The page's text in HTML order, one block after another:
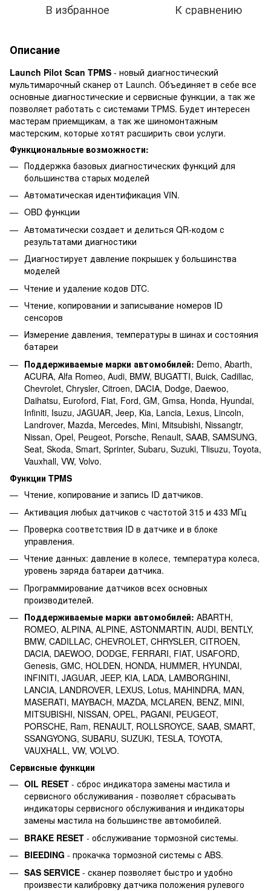
В избранное К сравнению
Описание
Launch Pilot Scan TPMS - новый диагностический
мультимарочный сканер от Launch. Объединяет в себе все
основные диагностические и сервисные функции, а так же
позволяет работать с системами TPMS. Будет интересен
мастерам приемщикам, а так же шиномонтажным
мастерским, которые хотят расширить свои услуги.
Функциональные возможности:
Поддержка базовых диагностических функций для
большинства старых моделей
Автоматическая идентификация VIN.
OBD функции
Автоматически создает и делиться QR-кодом с
результатами диагностики
Диагностирует давление покрышек у большинства
моделей
Чтение и удаление кодов DTC.
Чтение, копировании и записывание номеров ID
сенсоров
Измерение давления, температуры в шинах и состояния
батареи
Поддерживаемые марки автомобилей: Demo, Abarth,
ACURA, Alfa Romeo, Audi, BMW, BUGATTI, Buick, Cadillac,
Chevrolet, Chrysler, Citroen, DACIA, Dodge, Daewoo,
Daihatsu, Euroford, Fiat, Ford, GM, Gmsa, Honda, Hyundai,
Infiniti, Isuzu, JAGUAR, Jeep, Kia, Lancia, Lexus, Lincoln,
Landrover, Mazda, Mercedes, Mini, Mitsubishi, Nissangtr,
Nissan, Opel, Peugeot, Porsche, Renault, SAAB, SAMSUNG,
Seat, Skoda, Smart, Sprinter, Subaru, Suzuki, Tlisuzu, Toyota,
Vauxhall, VW, Volvo.
Функции TPMS
Чтение, копирование и запись ID датчиков.
Активация любых датчиков с частотой 315 и 433 МГц
Проверка соответствия ID в датчике и в блоке
управления.
Чтение данных: давление в колесе, температура колеса,
уровень заряда батареи датчика.
Программирование датчиков всех основных
производителей.
Поддерживаемые марки автомобилей: ABARTH,
ROMEO, ALPINA, ALPINE, ASTONMARTIN, AUDI, BENTLY,
BMW, CADILLAC, CHEVROLET, CHRYSLER, CITROEN,
DACIA, DAEWOO, DODGE, FERRARI, FIAT, USAFORD,
Genesis, GMC, HOLDEN, HONDA, HUMMER, HYUNDAI,
INFINITI, JAGUAR, JEEP, KIA, LADA, LAMBORGHINI,
LANCIA, LANDROVER, LEXUS, Lotus, MAHINDRA, MAN,
MASERATI, MAYBACH, MAZDA, MCLAREN, BENZ, MINI,
MITSUBISHI, NISSAN, OPEL, PAGANI, PEUGEOT,
PORSCHE, Ram, RENAULT, ROLLSROYCE, SAAB, SMART,
SSANGYONG, SUBARU, SUZUKI, TESLA, TOYOTA,
VAUXHALL, VW, VOLVO.
Сервисные функции
OIL RESET - сброс индикатора замены мастила и
сервисного обслуживания - позволяет сбрасывать
индикаторы сервисного обслуживания и индикаторы
замены мастила на большинстве автомобилей.
BRAKE RESET - обслуживание тормозной системы.
BlEEDING - прокачка тормозной системы с ABS.
SAS SERVICE - сканер позволяет быстро и удобно
произвести калибровку датчика положения рулевого